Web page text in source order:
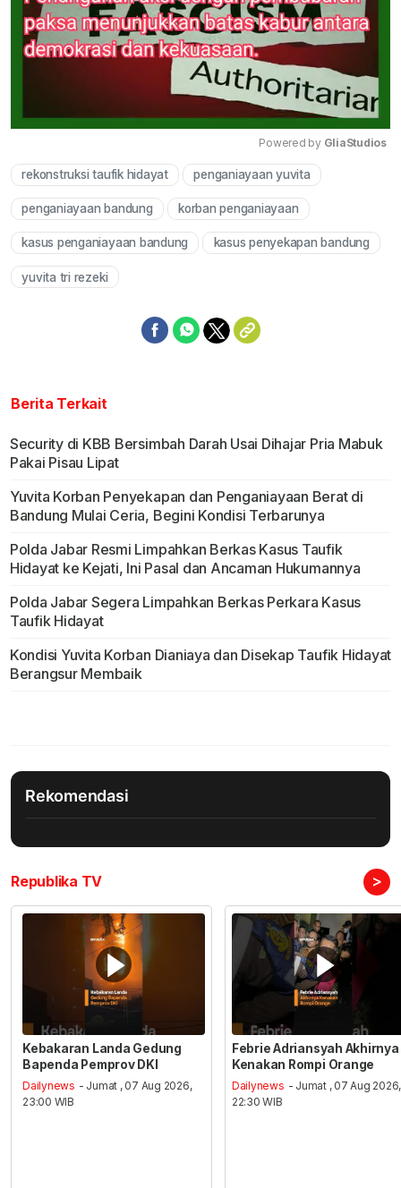
Powered by GliaStudios
rekonstruksi taufik hidayat penganiayaan yuvita
penganiayaan bandung korban penganiayaan
kasus penganiayaan bandung kasus penyekapan bandung
yuvita tri rezeki
Berita Terkait
Security di KBB Bersimbah Darah Usai Dihajar Pria Mabuk
Pakai Pisau Lipat
Yuvita Korban Penyekapan dan Penganiayaan Berat di
Bandung Mulai Ceria, Begini Kondisi Terbarunya
Polda Jabar Resmi Limpahkan Berkas Kasus Taufik
Hidayat ke Kejati, Ini Pasal dan Ancaman Hukumannya
Polda Jabar Segera Limpahkan Berkas Perkara Kasus
Taufik Hidayat
Kondisi Yuvita Korban Dianiaya dan Disekap Taufik Hidayat
Berangsur Membaik
Rekomendasi
Republika TV >
Kebakaran Landa Gedung
Bapenda Pemprov DKI
Dailynews - Jumat , 07 Aug 2026,
23:00 WIB
Febrie Adriansyah Akhirnya
Kenakan Rompi Orange
Dailynews - Jumat , 07 Aug 2026,
22:30 WIB